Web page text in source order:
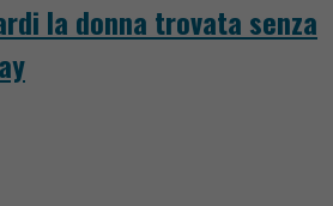
la donna trovata senza